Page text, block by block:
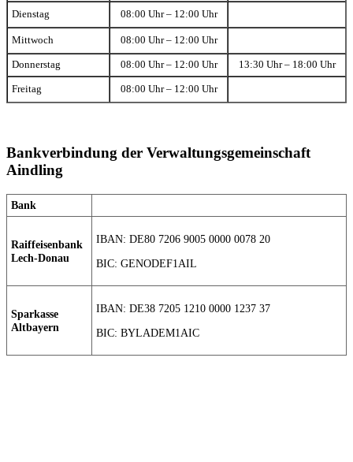
Dienstag 08:00 Uhr – 12:00 Uhr
Mittwoch 08:00 Uhr – 12:00 Uhr
Donnerstag 08:00 Uhr – 12:00 Uhr 13:30 Uhr – 18:00 Uhr
Freitag 08:00 Uhr – 12:00 Uhr
Bankverbindung der Verwaltungsgemeinschaft
Aindling
Bank
Raiffeisenbank
Lech-Donau
IBAN: DE80 7206 9005 0000 0078 20
BIC: GENODEF1AIL
Sparkasse
Altbayern
IBAN: DE38 7205 1210 0000 1237 37
BIC: BYLADEM1AIC